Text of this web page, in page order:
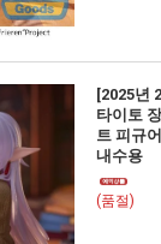
[2025년
타이토
트 피규
내수용
(품절)